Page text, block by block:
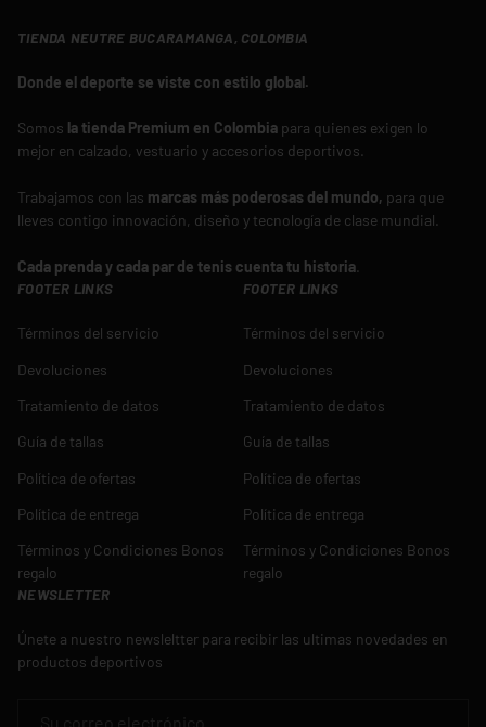
TIENDA NEUTRE BUCARAMANGA, COLOMBIA
Donde el deporte se viste con estilo global.
Somos la tienda Premium en Colombia para quienes exigen lo
mejor en calzado, vestuario y accesorios deportivos.
Trabajamos con las marcas más poderosas del mundo, para que
lleves contigo innovación, diseño y tecnología de clase mundial.
Cada prenda y cada par de tenis cuenta tu historia.
FOOTER LINKS
Términos del servicio
Devoluciones
Tratamiento de datos
Guía de tallas
Política de ofertas
Política de entrega
Términos y Condiciones Bonos
regalo
FOOTER LINKS
Términos del servicio
Devoluciones
Tratamiento de datos
Guía de tallas
Política de ofertas
Política de entrega
Términos y Condiciones Bonos
regalo
NEWSLETTER
Únete a nuestro newsleltter para recibir las ultimas novedades en
productos deportivos